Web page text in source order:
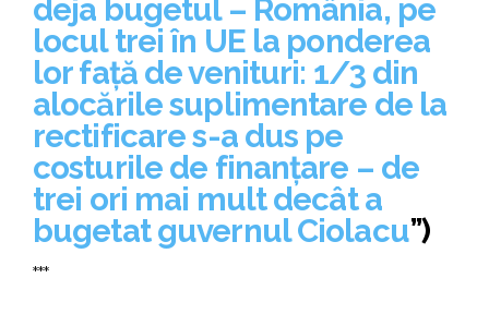
deja bugetul – România, pe
locul trei în UE la ponderea
lor față de venituri: 1/3 din
alocările suplimentare de la
rectificare s-a dus pe
costurile de finanțare – de
trei ori mai mult decât a
bugetat guvernul Ciolacu”)
***